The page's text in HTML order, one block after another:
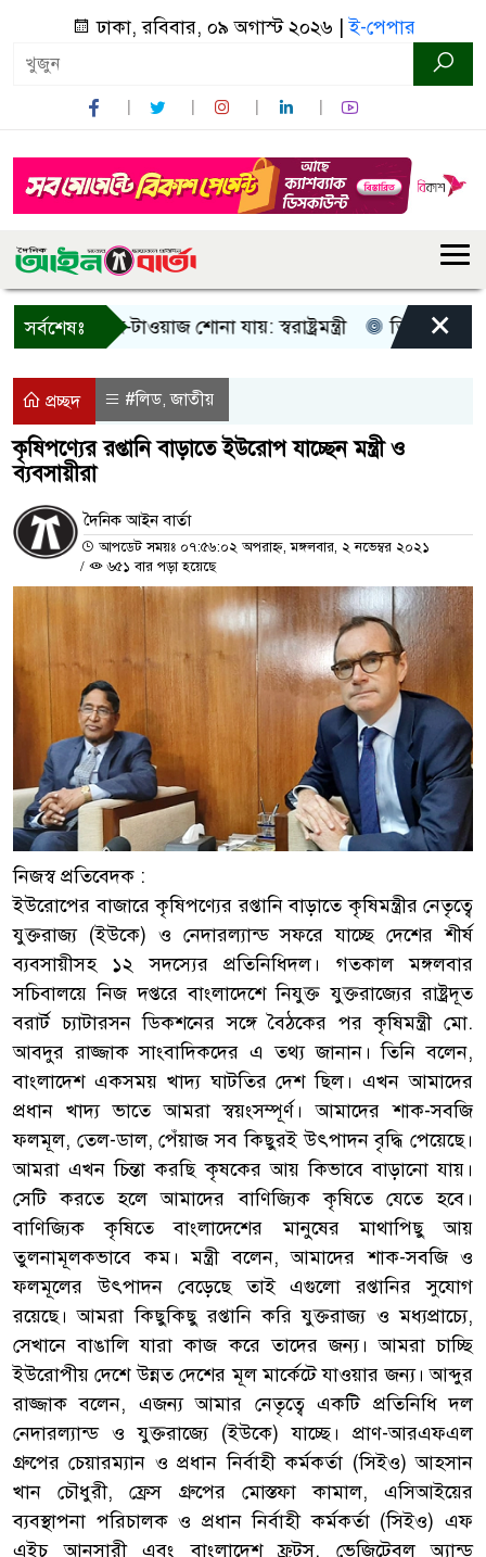
ঢাকা, রবিবার, ০৯ অগাস্ট ২০২৬ |ই-পেপার
সর্বশেষঃ
আওয়াজ-টাওয়াজ শোনা যায়: স্বরাষ্ট্রমন্ত্রী তিন দিনের মধ্যে
×
প্রচ্ছদ #লিড,জাতীয়
কৃষিপণ্যের রপ্তানি বাড়াতে ইউরোপ যাচ্ছেন মন্ত্রী ও
ব্যবসায়ীরা
দৈনিক আইন বার্তা
আপডেট সময়ঃ ০৭:৫৬:০২ অপরাহ্ন, মঙ্গলবার, ২ নভেম্বর ২০২১
/
৬৫১ বার পড়া হয়েছে
নিজস্ব প্রতিবেদক :
ইউরোপের বাজারে কৃষিপণ্যের রপ্তানি বাড়াতে কৃষিমন্ত্রীর নেতৃত্বে
যুক্তরাজ্য (ইউকে) ও নেদারল্যান্ড সফরে যাচ্ছে দেশের শীর্ষ
ব্যবসায়ীসহ ১২ সদস্যের প্রতিনিধিদল। গতকাল মঙ্গলবার
সচিবালয়ে নিজ দপ্তরে বাংলাদেশে নিযুক্ত যুক্তরাজ্যের রাষ্ট্রদূত
বরার্ট চ্যাটারসন ডিকশনের সঙ্গে বৈঠকের পর কৃষিমন্ত্রী মো.
আবদুর রাজ্জাক সাংবাদিকদের এ তথ্য জানান। তিনি বলেন,
বাংলাদেশ একসময় খাদ্য ঘাটতির দেশ ছিল। এখন আমাদের
প্রধান খাদ্য ভাতে আমরা স্বয়ংসম্পূর্ণ। আমাদের শাক-সবজি
ফলমূল, তেল-ডাল, পেঁয়াজ সব কিছুরই উৎপাদন বৃদ্ধি পেয়েছে।
আমরা এখন চিন্তা করছি কৃষকের আয় কিভাবে বাড়ানো যায়।
সেটি করতে হলে আমাদের বাণিজ্যিক কৃষিতে যেতে হবে।
বাণিজ্যিক কৃষিতে বাংলাদেশের মানুষের মাথাপিছু আয়
তুলনামূলকভাবে কম। মন্ত্রী বলেন, আমাদের শাক-সবজি ও
ফলমূলের উৎপাদন বেড়েছে তাই এগুলো রপ্তানির সুযোগ
রয়েছে। আমরা কিছুকিছু রপ্তানি করি যুক্তরাজ্য ও মধ্যপ্রাচ্যে,
সেখানে বাঙালি যারা কাজ করে তাদের জন্য। আমরা চাচ্ছি
ইউরোপীয় দেশে উন্নত দেশের মূল মার্কেটে যাওয়ার জন্য। আব্দুর
রাজ্জাক বলেন, এজন্য আমার নেতৃত্বে একটি প্রতিনিধি দল
নেদারল্যান্ড ও যুক্তরাজ্যে (ইউকে) যাচ্ছে। প্রাণ-আরএফএল
গ্রুপের চেয়ারম্যান ও প্রধান নির্বাহী কর্মকর্তা (সিইও) আহসান
খান চৌধুরী, ফ্রেস গ্রুপের মোস্তফা কামাল, এসিআইয়ের
ব্যবস্থাপনা পরিচালক ও প্রধান নির্বাহী কর্মকর্তা (সিইও) এফ
এইচ আনসারী এবং বাংলাদেশ ফ্রুটস, ভেজিটেবল অ্যান্ড